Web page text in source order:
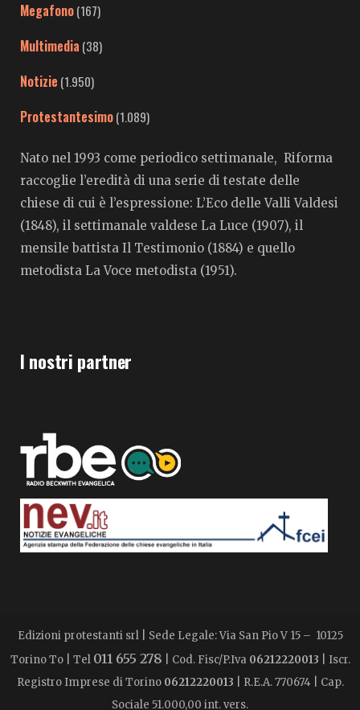
Megafono(167)
Multimedia (38)
Notizie (1.950)
Protestantesimo(1.089)
Nato nel 1993 come periodico settimanale, Riforma
raccoglie l’eredità di una serie di testate delle
chiese di cui è l’espressione: L’Eco delle Valli Valdesi
(1848), il settimanale valdese La Luce (1907), il
mensile battista Il Testimonio (1884) e quello
metodista La Voce metodista (1951).
I nostri partner
Edizioni protestanti srl | Sede Legale: Via San Pio V 15 – 10125
Torino To | Tel 011 655 278 | Cod. Fisc/P.Iva 06212220013 | Iscr.
Registro Imprese di Torino 06212220013 | R.E.A. 770674 | Cap.
Sociale 51.000,00 int. vers.